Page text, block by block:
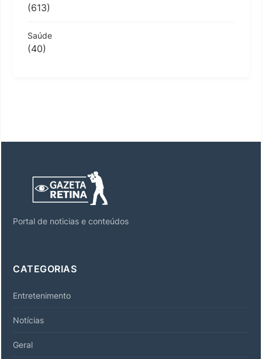
(613)
Saúde
(40)
Portal de noticias e conteúdos
CATEGORIAS
Entretenimento
Notícias
Geral